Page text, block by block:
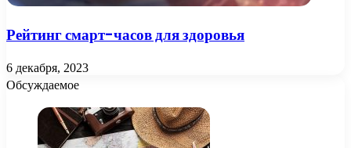
Рейтинг смарт-часов для здоровья
6 декабря, 2023
Обсуждаемое